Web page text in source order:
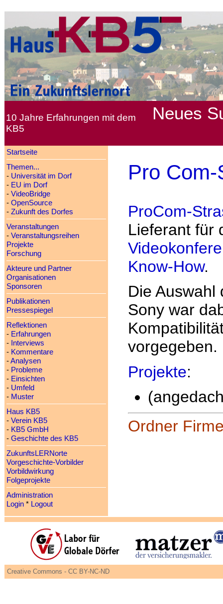
10 Jahre Erfahrungen mit dem
KB5
Neues
Startseite
Themen...
- Universität im Dorf
- EU im Dorf
- VideoBridge
- OpenSource
- Zukunft des Dorfes
Veranstaltungen
- Veranstaltungsreihen
Projekte
Forschung
Akteure und Partner
Organisationen
Sponsoren
Publikationen
Pressespiegel
Reflektionen
- Erfahrungen
- Interviews
- Kommentare
-Analysen
- Probleme
- Einsichten
- Umfeld
- Muster
Haus KB5
- Verein KB5
- KB5 GmbH
- Geschichte des KB5
ZukunftsLERNorte
Vorgeschichte-Vorbilder
Vorbildwirkung
Folgeprojekte
Administration
Login* Logout
Pro
ProCom-
Lieferant für
Know-How.
Die
Sony war
vorgegeben.
Projekte:
Ordner
Creative Commons - CC BY-NC-ND